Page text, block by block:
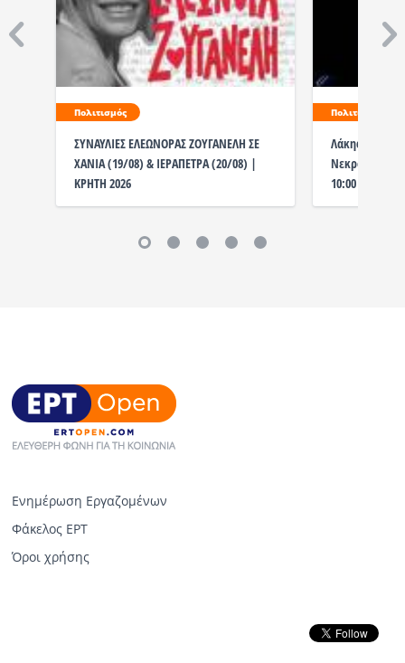
Πολιτισμός
ΣΥΝΑΥΛΙΕΣ ΕΛΕΩΝΟΡΑΣ ΖΟΥΓΑΝΕΛΗ ΣΕ
ΧΑΝΙΑ (19/08) & ΙΕΡΑΠΕΤΡΑ (20/08) |
ΚΡΗΤΗ 2026
Πολιτισμός
Λάκης
Νεκροταφείο
10:00 το
Ενημέρωση Εργαζομένων
Φάκελος ΕΡΤ
Όροι χρήσης